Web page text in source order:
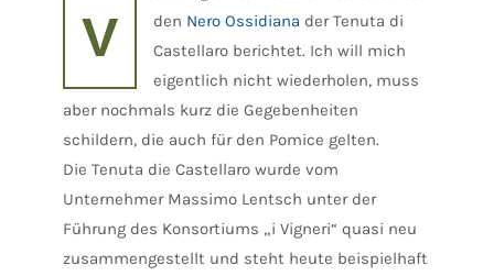
V
den Nero Ossidiana der Tenuta di
Castellaro berichtet. Ich will mich
eigentlich nicht wiederholen, muss
aber nochmals kurz die Gegebenheiten
schildern, die auch für den Pomice gelten.
Die Tenuta die Castellaro wurde vom
Unternehmer Massimo Lentsch unter der
Führung des Konsortiums „i Vigneri“ quasi neu
zusammengestellt und steht heute beispielhaft